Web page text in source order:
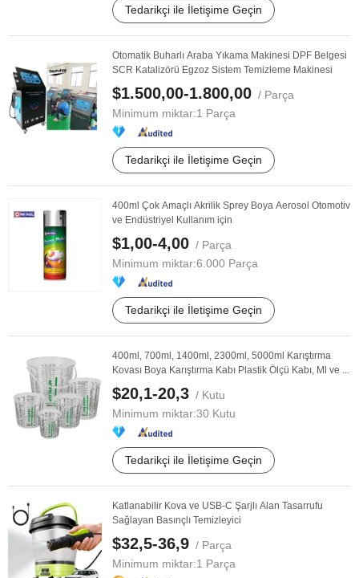
Tedarikçi ile İletişime Geçin
Otomatik Buharlı Araba Yıkama Makinesi DPF Belgesi
SCR Katalizörü Egzoz Sistem Temizleme Makinesi
$1.500,00-1.800,00 / Parça
Minimum miktar:1 Parça
Tedarikçi ile İletişime Geçin
400ml Çok Amaçlı Akrilik Sprey Boya Aerosol Otomotiv
ve Endüstriyel Kullanım için
$1,00-4,00 / Parça
Minimum miktar:6.000 Parça
Tedarikçi ile İletişime Geçin
400ml, 700ml, 1400ml, 2300ml, 5000ml Karıştırma
Kovası Boya Karıştırma Kabı Plastik Ölçü Kabı, Ml ve ...
$20,1-20,3 / Kutu
Minimum miktar:30 Kutu
Tedarikçi ile İletişime Geçin
Katlanabilir Kova ve USB-C Şarjlı Alan Tasarrufu
Sağlayan Basınçlı Temizleyici
$32,5-36,9 / Parça
Minimum miktar:1 Parça